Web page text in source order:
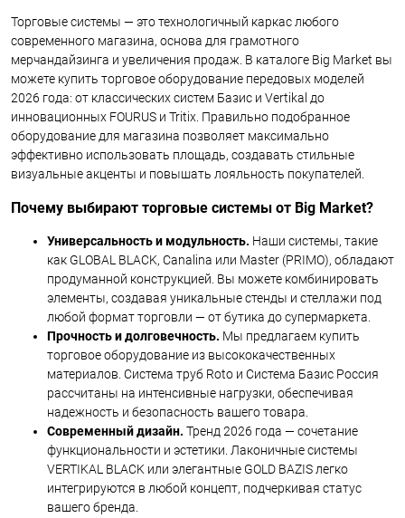
Торговые системы — это технологичный каркас любого
современного магазина, основа для грамотного
мерчандайзинга и увеличения продаж. В каталоге Big Market вы
можете купить торговое оборудование передовых моделей
2026 года: от классических систем Базис и Vertikal до
инновационных FOURUS и Tritix. Правильно подобранное
оборудование для магазина позволяет максимально
эффективно использовать площадь, создавать стильные
визуальные акценты и повышать лояльность покупателей.
Почему выбирают торговые системы от Big Market?
Универсальность и модульность. Наши системы, такие
как GLOBAL BLACK, Canalina или Master (PRIMO), обладают
продуманной конструкцией. Вы можете комбинировать
элементы, создавая уникальные стенды и стеллажи под
любой формат торговли — от бутика до супермаркета.
Прочность и долговечность. Мы предлагаем купить
торговое оборудование из высококачественных
материалов. Система труб Roto и Система Базис Россия
рассчитаны на интенсивные нагрузки, обеспечивая
надежность и безопасность вашего товара.
Современный дизайн. Тренд 2026 года — сочетание
функциональности и эстетики. Лаконичные системы
VERTIKAL BLACK или элегантные GOLD BAZIS легко
интегрируются в любой концепт, подчеркивая статус
вашего бренда.